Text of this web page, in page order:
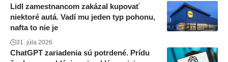
Lidl zamestnancom zakázal kupovať
niektoré autá. Vadí mu jeden typ pohonu,
nafta to nie je
31. júla 2026
ChatGPT zariadenia sú potrdené. Prídu